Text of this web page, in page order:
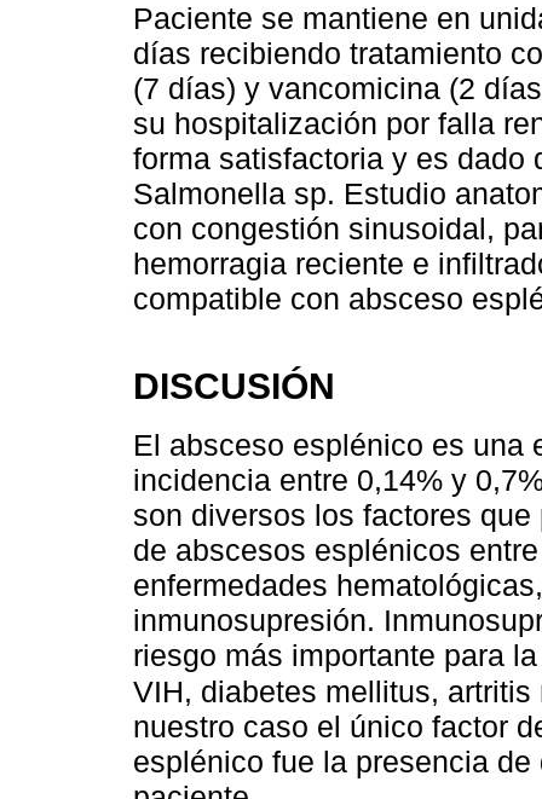
Paciente se mantiene en
días recibiendo tratamiento
(7 días) y vancomicina (2
su hospitalización por falla
forma satisfactoria y es dado
Salmonella sp. Estudio
con congestión sinusoidal,
hemorragia reciente e
compatible con absceso
DISCUSIÓN
El absceso esplénico es una
incidencia entre 0,14% y
son diversos los factores
de abscesos esplénicos
enfermedades
inmunosupresión.
riesgo más importante para
VIH, diabetes mellitus,
nuestro caso el único factor
esplénico fue la presencia